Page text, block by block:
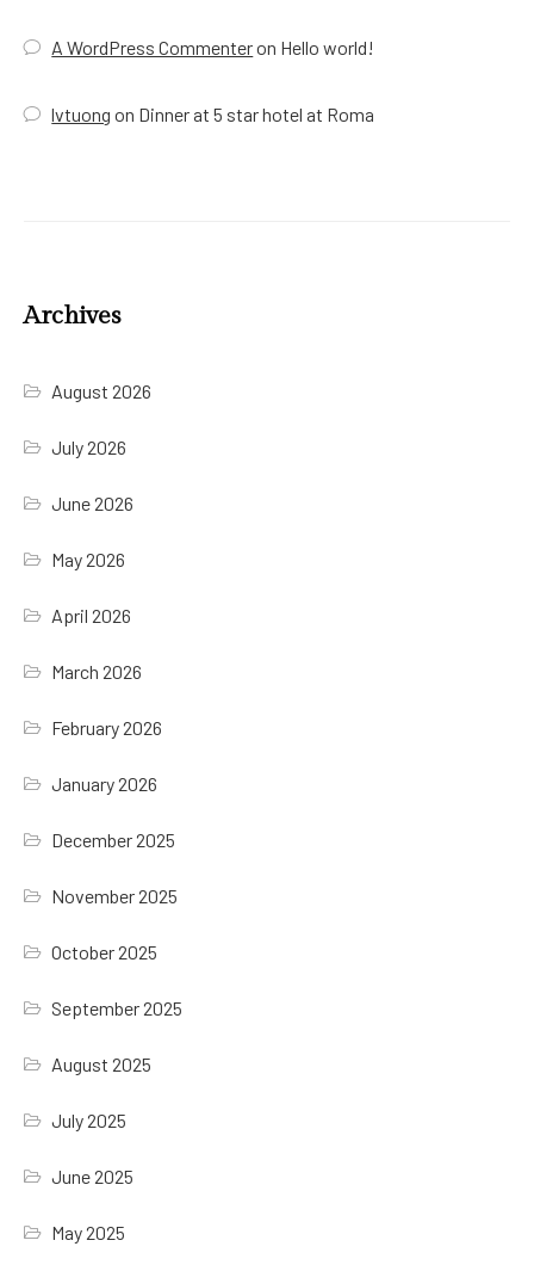
A WordPress Commenteron Hello world!
lvtuong on Dinner at 5 star hotel at Roma
Archives
August 2026
July 2026
June 2026
May 2026
April 2026
March 2026
February 2026
January 2026
December 2025
November 2025
October 2025
September 2025
August 2025
July 2025
June 2025
May 2025